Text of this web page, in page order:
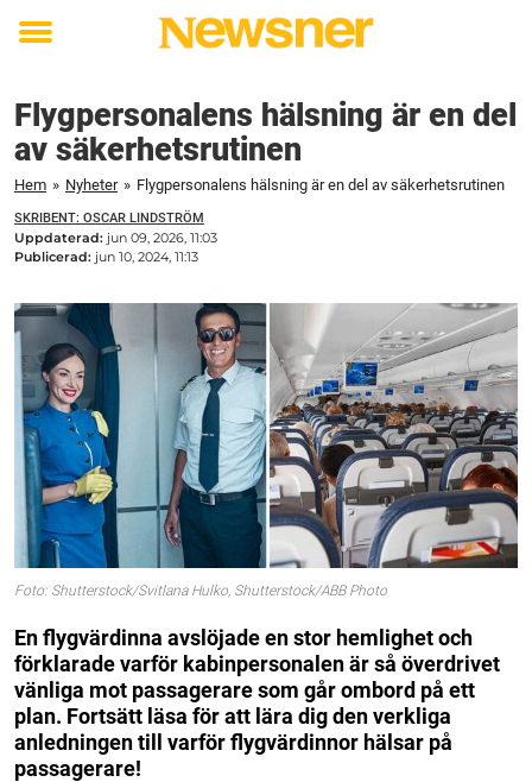
Toggle
Flygpersonalens hälsning är en del
av säkerhetsrutinen
Hem » Nyheter » Flygpersonalens hälsning är en del av säkerhetsrutinen
SKRIBENT: OSCAR LINDSTRÖM
Uppdaterad: jun 09, 2026, 11:03
Publicerad: jun 10, 2024, 11:13
Foto: Shutterstock/Svitlana Hulko, Shutterstock/ABB Photo
En flygvärdinna avslöjade en stor hemlighet och
förklarade varför kabinpersonalen är så överdrivet
vänliga mot passagerare som går ombord på ett
plan. Fortsätt läsa för att lära dig den verkliga
anledningen till varför flygvärdinnor hälsar på
passagerare!